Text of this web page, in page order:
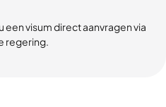
een visum direct aanvragen via
regering.